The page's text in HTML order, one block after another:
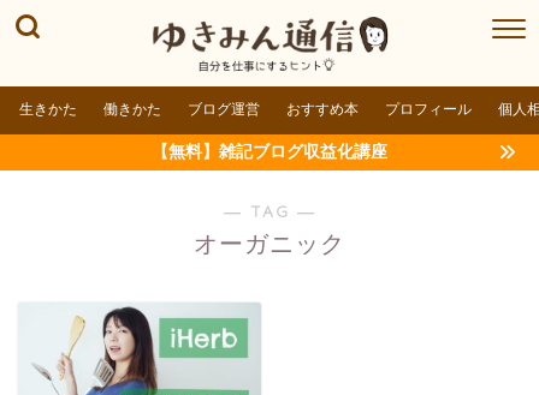
生きかた 働きかた ブログ運営 おすすめ本 プロフィール 個人
【無料】雑記ブログ収益化講座
― TAG ―
オーガニック